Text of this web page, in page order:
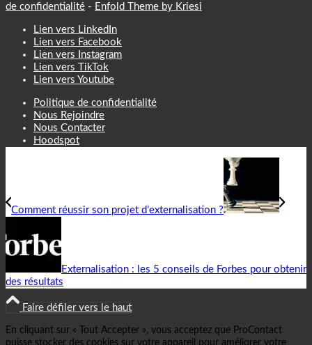
de confidentialité - Enfold Theme by Kriesi
Lien vers LinkedIn
Lien vers Facebook
Lien vers Instagram
Lien vers TikTok
Lien vers Youtube
Politique de confidentialité
Nous Rejoindre
Nous Contacter
Hoodspot
Comment réussir son projet d’externalisation ?
Externalisation : les 5 conseils de Forbes pour obtenir
des résultats
Faire défiler vers le haut
En cliquant sur « Tout Accepter », vous acceptez que ProContact
puisse stocker des cookies sur votre appareil pour améliorer votre